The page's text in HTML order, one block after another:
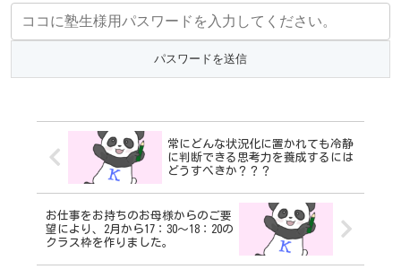
常にどんな状況化に置かれても冷静
に判断できる思考力を養成するには
どうすべきか？？？
お仕事をお持ちのお母様からのご要
望により、2月から17：30～18：20の
クラス枠を作りました。